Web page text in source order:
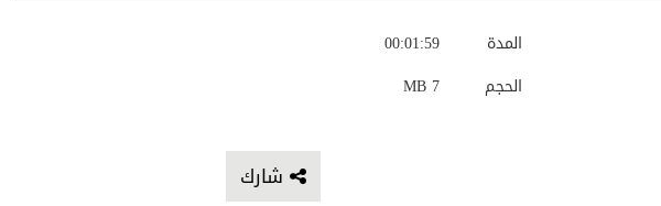
00:01:59
المدة
7 MB
الحجم
شارك